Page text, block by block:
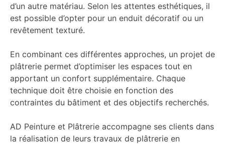
d’un autre matériau. Selon les attentes esthétiques, il
est possible d’opter pour un enduit décoratif ou un
revêtement texturé.
En combinant ces différentes approches, un projet de
plâtrerie permet d’optimiser les espaces tout en
apportant un confort supplémentaire. Chaque
technique doit être choisie en fonction des
contraintes du bâtiment et des objectifs recherchés.
AD Peinture et Plâtrerie accompagne ses clients dans
la réalisation de leurs travaux de plâtrerie en